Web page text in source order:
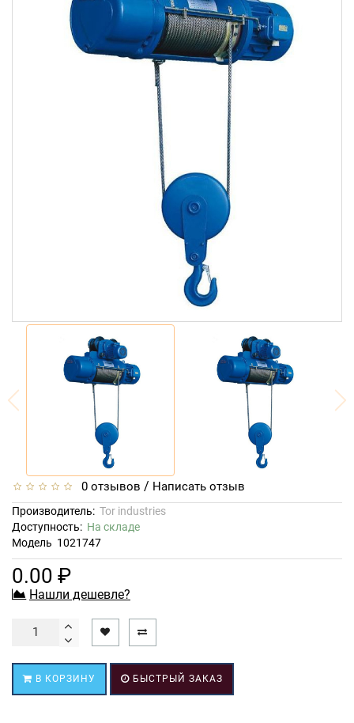
0 отзывов / Написать отзыв
Производитель: Tor industries
Доступность: На складе
Модель 1021747
0.00 ₽
Нашли дешевле?
В КОРЗИНУ БЫСТРЫЙ ЗАКАЗ